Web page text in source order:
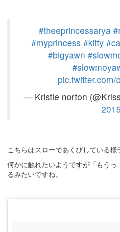
#theeprincessarya
#myprincess #kitty
#bigyawn
pic.twitter.com/
— Kristie norton
2015
こちらはスローであくびしている様
何かに触れたいようですが「もう
るみたいですね。